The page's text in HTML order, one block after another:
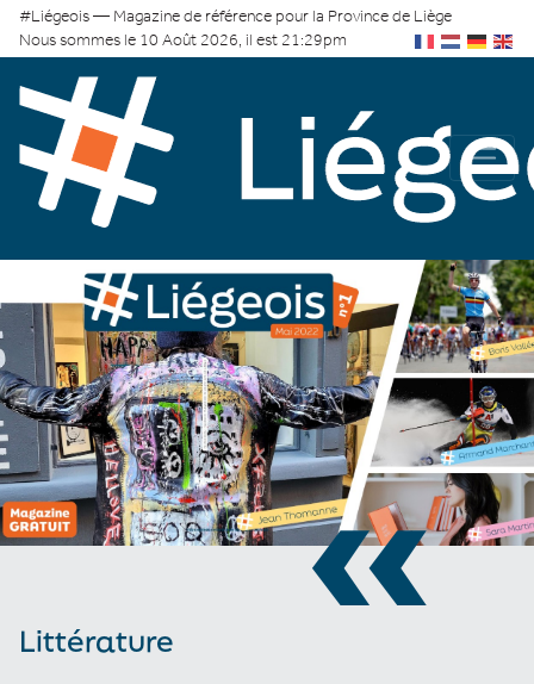
#Liégeois — Magazine de référence pour la Province de Liège
Nous sommes le 10 Août 2026, il est 21:29pm
«
Littérature